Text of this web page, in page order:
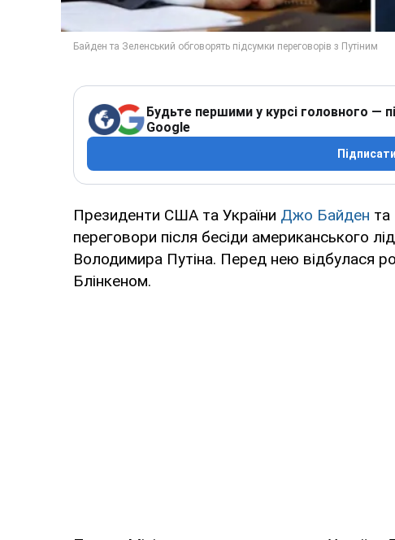
Будьте першими у курсі головного —
Google
Президенти США та України Джо Байден та
переговори після бесіди американського
Володимира Путіна. Перед нею відбулася
Блінкеном.